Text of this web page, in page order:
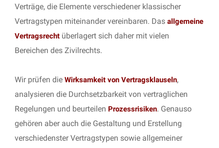
Verträge, die Elemente verschiedener klassischer
Vertragstypen miteinander vereinbaren. Das allgemeine
Vertragsrecht überlagert sich daher mit vielen
Bereichen des Zivilrechts.
Wir prüfen die Wirksamkeit von Vertragsklauseln,
analysieren die Durchsetzbarkeit von vertraglichen
Regelungen und beurteilen Prozessrisiken. Genauso
gehören aber auch die Gestaltung und Erstellung
verschiedenster Vertragstypen sowie allgemeiner